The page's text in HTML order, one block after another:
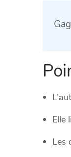
Elle
Les